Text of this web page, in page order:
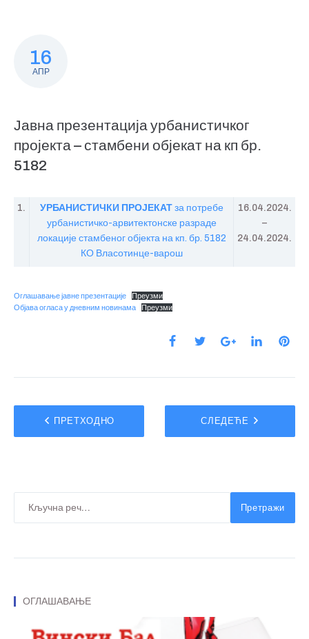
16
АПР
Јавна презентација урбанистичког
пројекта – стамбени објекат на кп бр.
5182
1. УРБАНИСТИЧКИ ПРОЈЕКАТ за потребе
урбанистичко-арвитектонске разраде
локације стамбеног објекта на кп. бр. 5182
КО Власотинце-варош
16.04.2024.
–
24.04.2024.
Оглашавање јавне презентације
Преузми
Објава огласа у дневним новинама
Преузми
ПРЕТХОДНО СЛЕДЕЋЕ
Претражи
ОГЛАШАВАЊЕ